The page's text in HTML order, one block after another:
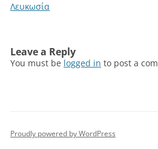
navigation
Λευκωσία
Leave a Reply
You must be logged in to post a
Proudly powered by WordPress